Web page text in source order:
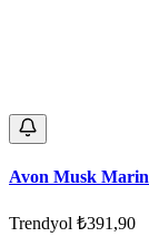
Avon Musk
Trendyol ₺391,90